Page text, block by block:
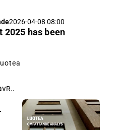
2026-04-08 08:00
2025 has been
Rauli Juva